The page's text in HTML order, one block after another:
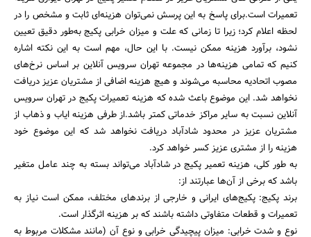
تعمیرات است.برای پاسخ به این پرسش نمی‌توان هزینه‌ای ثابت و مشخص را در
لحظه اعلام کرد؛ زیرا تا زمانی که علت و میزان خرابی پکیج به‌طور دقیق تعیین
نشود، برآورد هزینه ممکن نیست. با این حال، مهم است به این نکته اشاره
کنیم که تمامی هزینه‌ها در مجموعه تهران سرویس آنلاین بر اساس نرخ‌های
مصوب اتحادیه محاسبه می‌شوند و هیچ هزینه اضافی از مشتریان عزیز دریافت
نخواهد شد. این موضوع باعث شده که هزینه تعمیرات پکیج در تهران سرویس
آنلاین نسبت به سایر مراکز خدماتی کمتر باشد.از طرفی هزینه ایاب و ذهاب از
مشتریان عزیز در محدود شادآباد دریافت نخواهد شد که این موضوع خود
هزینه را از مشتری عزیز کسر خواهد کرد.
به طور کلی، هزینه تعمیر پکیج در شادآباد می‌تواند بسته به چند عامل متغیر
باشد که برخی از آن‌ها عبارتند از:
برند پکیج: پکیج‌های ایرانی و خارجی از برندهای مختلف، ممکن است نیاز به
تعمیرات و قطعات متفاوتی داشته باشند که بر هزینه اثرگذار است.
نوع و شدت خرابی: میزان پیچیدگی خرابی و نوع آن (مانند مشکلات مربوط به